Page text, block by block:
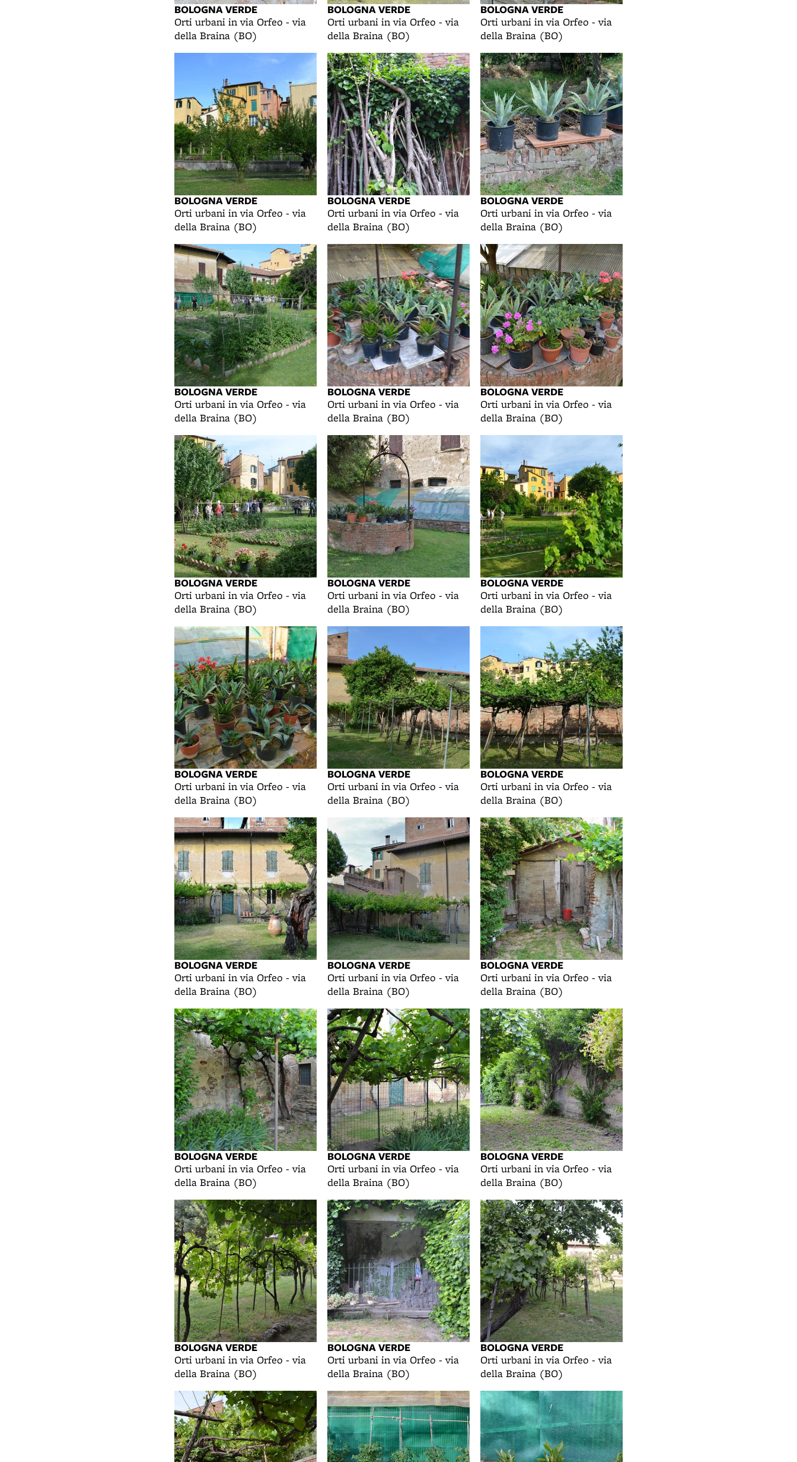
BOLOGNA VERDE
Orti urbani in via Orfeo - via
della Braina (BO)
BOLOGNA VERDE
Orti urbani in via Orfeo - via
della Braina (BO)
BOLOGNA VERDE
Orti urbani in via Orfeo - via
della Braina (BO)
BOLOGNA VERDE
Orti urbani in via Orfeo - via
della Braina (BO)
BOLOGNA VERDE
Orti urbani in via Orfeo - via
della Braina (BO)
BOLOGNA VERDE
Orti urbani in via Orfeo - via
della Braina (BO)
BOLOGNA VERDE
Orti urbani in via Orfeo - via
della Braina (BO)
BOLOGNA VERDE
Orti urbani in via Orfeo - via
della Braina (BO)
BOLOGNA VERDE
Orti urbani in via Orfeo - via
della Braina (BO)
BOLOGNA VERDE
Orti urbani in via Orfeo - via
della Braina (BO)
BOLOGNA VERDE
Orti urbani in via Orfeo - via
della Braina (BO)
BOLOGNA VERDE
Orti urbani in via Orfeo - via
della Braina (BO)
BOLOGNA VERDE
Orti urbani in via Orfeo - via
della Braina (BO)
BOLOGNA VERDE
Orti urbani in via Orfeo - via
della Braina (BO)
BOLOGNA VERDE
Orti urbani in via Orfeo - via
della Braina (BO)
BOLOGNA VERDE
Orti urbani in via Orfeo - via
della Braina (BO)
BOLOGNA VERDE
Orti urbani in via Orfeo - via
della Braina (BO)
BOLOGNA VERDE
Orti urbani in via Orfeo - via
della Braina (BO)
BOLOGNA VERDE
Orti urbani in via Orfeo - via
della Braina (BO)
BOLOGNA VERDE
Orti urbani in via Orfeo - via
della Braina (BO)
BOLOGNA VERDE
Orti urbani in via Orfeo - via
della Braina (BO)
BOLOGNA VERDE
Orti urbani in via Orfeo - via
della Braina (BO)
BOLOGNA VERDE
Orti urbani in via Orfeo - via
della Braina (BO)
BOLOGNA VERDE
Orti urbani in via Orfeo - via
della Braina (BO)